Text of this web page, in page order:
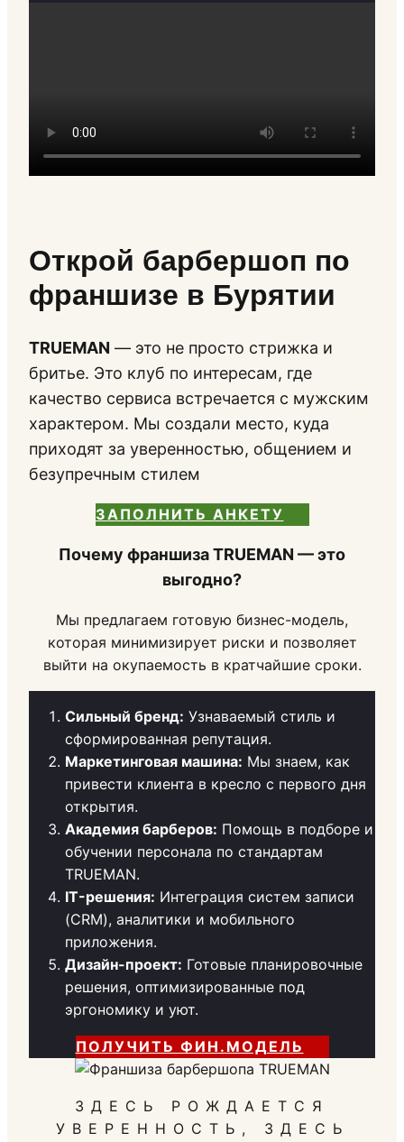
Открой барбершоп по
франшизе в Бурятии
TRUEMAN — это не просто стрижка и
бритье. Это клуб по интересам, где
качество сервиса встречается с мужским
характером. Мы создали место, куда
приходят за уверенностью, общением и
безупречным стилем
ЗАПОЛНИТЬ АНКЕТУ
Почему франшиза TRUEMAN — это
выгодно?
Мы предлагаем готовую бизнес-модель,
которая минимизирует риски и позволяет
выйти на окупаемость в кратчайшие сроки.
Сильный бренд: Узнаваемый стиль и
сформированная репутация.
Маркетинговая машина: Мы знаем, как
привести клиента в кресло с первого дня
открытия.
Академия барберов: Помощь в подборе и
обучении персонала по стандартам
TRUEMAN.
IT-решения: Интеграция систем записи
(CRM), аналитики и мобильного
приложения.
Дизайн-проект: Готовые планировочные
решения, оптимизированные под
эргономику и уют.
ПОЛУЧИТЬ ФИН.МОДЕЛЬ
ЗДЕСЬ РОЖДАЕТСЯ
УВЕРЕННОСТЬ, ЗДЕСЬ